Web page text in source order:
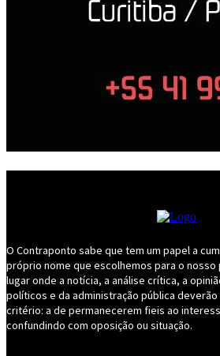
O Contraponto sabe que tem um papel a
próprio nome que escolhemos para o
lugar onde a notícia, a análise crítica, a
políticos e da administração pública
critério: a de permanecerem fieis ao
confundindo com oposição ou situação.